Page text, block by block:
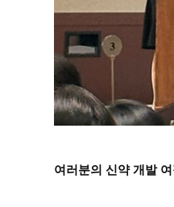
여러분의 신약 개발